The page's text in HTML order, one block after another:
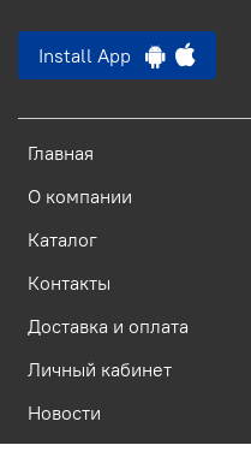
Главная
О компании
Каталог
Контакты
Доставка и оплата
Личный кабинет
Новости
Install App